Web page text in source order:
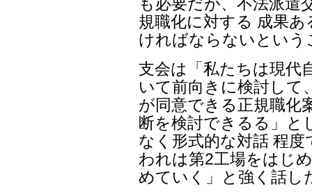
規職化に対する 成果
ければならないという
支会は「私たちは現代
いて前向きに検討して
が同意できる正規職化
断を検討できるる」と
なく形式的な対話 程
われは第2工場をはじ
めていく」と強く話し